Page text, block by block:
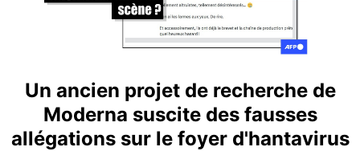
Un ancien projet de recherche de
Moderna suscite des fausses
allégations sur le foyer d'hantavirus